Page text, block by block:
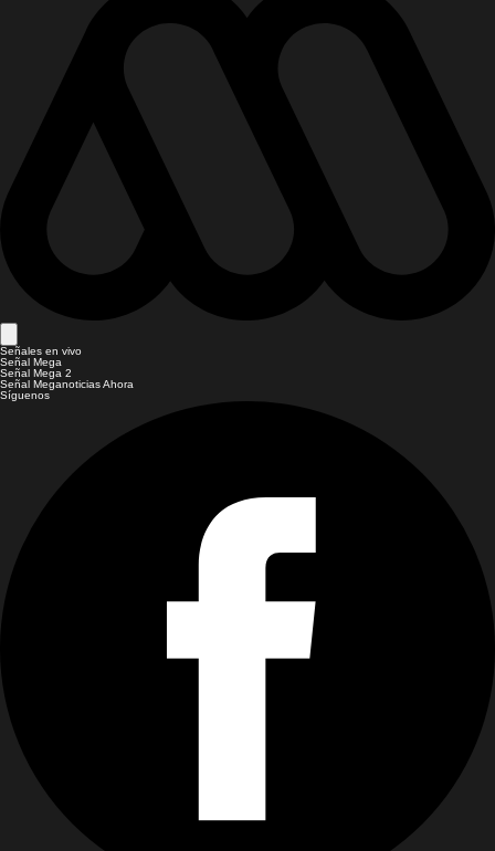
Señales en vivo
Señal Mega
Señal Mega 2
Señal Meganoticias Ahora
Síguenos